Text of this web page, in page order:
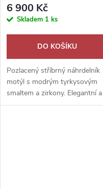
6 900 Kč
Skladem 1 ks
DO KOŠÍKU
Pozlacený stříbrný náhrdelník
motýl s modrým tyrkysovým
smaltem a zirkony. Elegantní a
romantický šperk pro